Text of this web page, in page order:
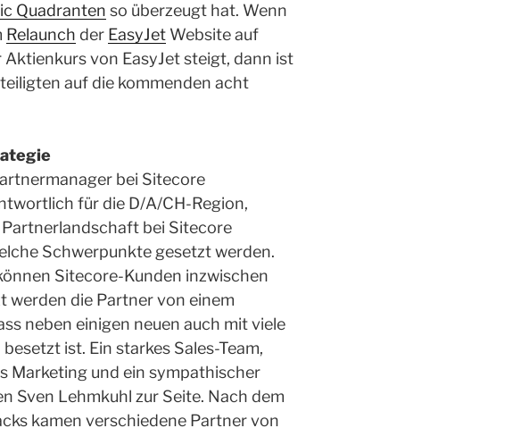
Quadranten so überzeugt hat. Wenn
Relaunch der EasyJet Website auf
von EasyJet steigt, dann ist
auf die kommenden acht
bei Sitecore
für die D/A/CH-Region,
Partnerlandschaft bei Sitecore
Schwerpunkte gesetzt werden.
Sitecore-Kunden inzwischen
werden die Partner von einem
neben einigen neuen auch mit viele
ist. Ein starkes Sales-Team,
Marketing und ein sympathischer
Sven Lehmkuhl zur Seite. Nach dem
kamen verschiedene Partner von